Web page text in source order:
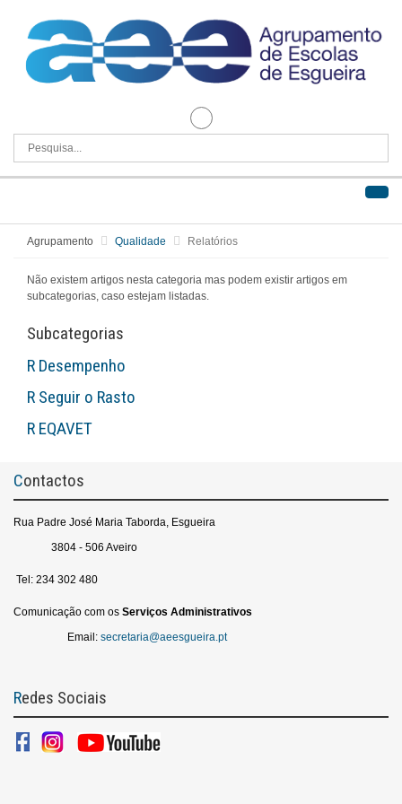
Agrupamento Qualidade Relatórios
Não existem artigos nesta categoria mas podem existir artigos em
subcategorias, caso estejam listadas.
Subcategorias
R Desempenho
R Seguir o Rasto
R EQAVET
Contactos
Rua Padre José Maria Taborda, Esgueira
3804 - 506 Aveiro
Tel: 234 302 480
Comunicação com os Serviços Administrativos
Email: secretaria@aeesgueira.pt
Redes Sociais